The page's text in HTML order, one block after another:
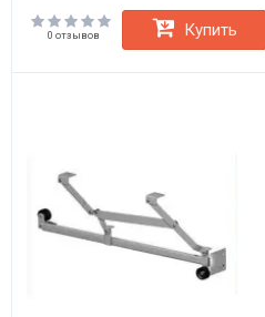
0 отзывов Купить